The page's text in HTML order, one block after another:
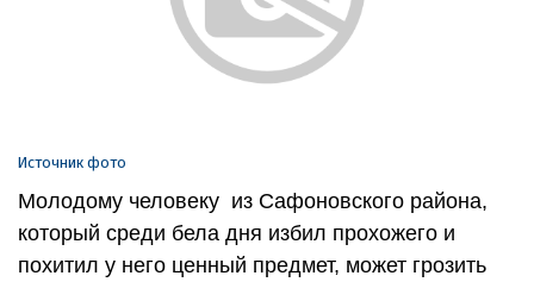
Источник фото
Молодому человеку из Сафоновского района,
который среди бела дня избил прохожего и
похитил у него ценный предмет, может грозить